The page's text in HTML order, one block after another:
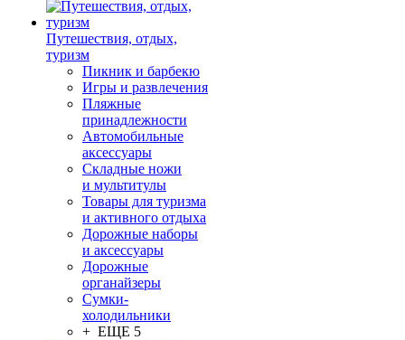
Путешествия, отдых,
туризм
Пикник и барбекю
Игры и развлечения
Пляжные
принадлежности
Автомобильные
аксессуары
Складные ножи
и мультитулы
Товары для туризма
и активного отдыха
Дорожные наборы
и аксессуары
Дорожные
органайзеры
Сумки-
холодильники
+ ЕЩЕ 5